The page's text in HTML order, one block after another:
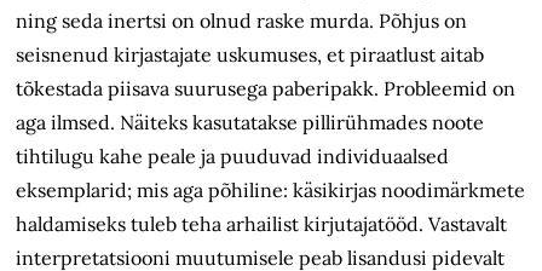
ning seda inertsi on olnud raske murda. Põhjus on
seisnenud kirjastajate uskumuses, et piraatlust aitab
tõkestada piisava suurusega paberipakk. Probleemid on
aga ilmsed. Näiteks kasutatakse pillirühmades noote
tihtilugu kahe peale ja puuduvad individuaalsed
eksemplarid; mis aga põhiline: käsikirjas noodimärkmete
haldamiseks tuleb teha arhailist kirjutajatööd. Vastavalt
interpretatsiooni muutumisele peab lisandusi pidevalt